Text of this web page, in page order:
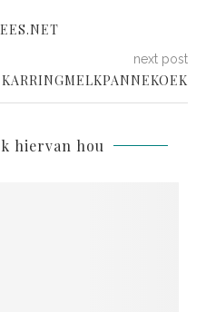
next post
hiervan hou